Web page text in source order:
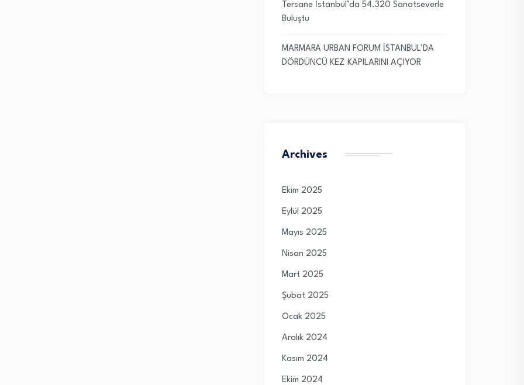
Tersane İstanbul’da 54.320 Sanatseverle
Buluştu
MARMARA URBAN FORUM İSTANBUL’DA
DÖRDÜNCÜ KEZ KAPILARINI AÇIYOR
Archives
Ekim 2025
Eylül 2025
Mayıs 2025
Nisan 2025
Mart 2025
Şubat 2025
Ocak 2025
Aralık 2024
Kasım 2024
Ekim 2024